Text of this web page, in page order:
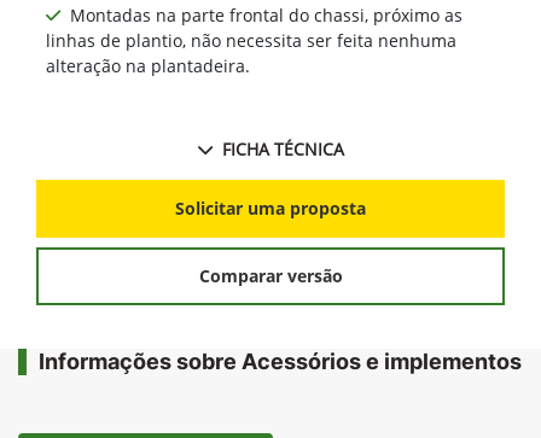
Montadas na parte frontal do chassi, próximo as
linhas de plantio, não necessita ser feita nenhuma
alteração na plantadeira.
FICHA TÉCNICA
Solicitar uma proposta
Comparar versão
Informações sobre Acessórios e implementos